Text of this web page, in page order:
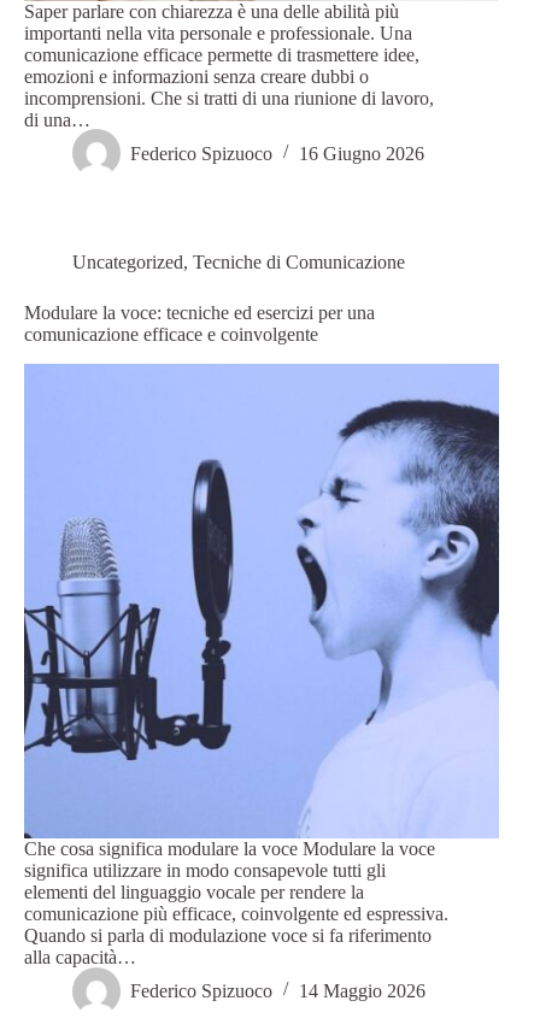
Saper parlare con chiarezza è una delle abilità più
importanti nella vita personale e professionale. Una
comunicazione efficace permette di trasmettere idee,
emozioni e informazioni senza creare dubbi o
incomprensioni. Che si tratti di una riunione di lavoro,
di una…
Federico Spizuoco
16 Giugno 2026
Uncategorized, Tecniche di Comunicazione
Modulare la voce: tecniche ed esercizi per una
comunicazione efficace e coinvolgente
Che cosa significa modulare la voce Modulare la voce
significa utilizzare in modo consapevole tutti gli
elementi del linguaggio vocale per rendere la
comunicazione più efficace, coinvolgente ed espressiva.
Quando si parla di modulazione voce si fa riferimento
alla capacità…
Federico Spizuoco
14 Maggio 2026